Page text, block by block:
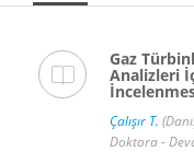
Gaz
Analizleri
Çalışır T.
Doktora -